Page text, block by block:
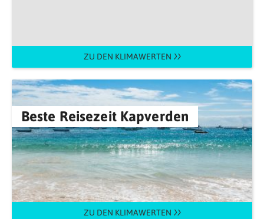
ZU DEN KLIMAWERTEN
Beste Reisezeit Kapverden
ZU DEN KLIMAWERTEN